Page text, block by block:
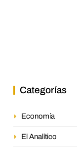
Categorías
Economía
El Analítico